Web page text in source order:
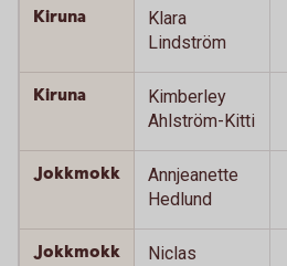
Kiruna
Klara
Lindström
Kiruna
Kimberley
Ahlström-Kitti
Jokkmokk
Annjeanette
Hedlund
Jokkmokk
Niclas